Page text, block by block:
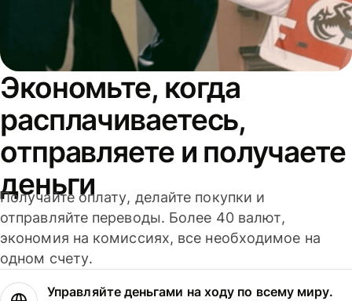
Экономьте, когда
расплачиваетесь,
отправляете и получаете
деньги
Получайте оплату, делайте покупки и
отправляйте переводы. Более 40 валют,
экономия на комиссиях, все необходимое на
одном счету.
Управляйте деньгами на ходу по всему миру.